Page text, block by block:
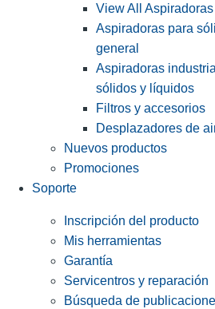
View All
Aspiradoras para
general
Aspiradoras
sólidos y líquidos
Filtros y accesorios
Desplazadores de
Nuevos productos
Promociones
Soporte
Inscripción del producto
Mis herramientas
Garantía
Servicentros y reparación
Búsqueda de